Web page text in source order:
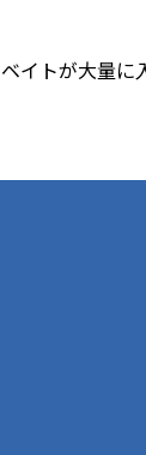
トが大量